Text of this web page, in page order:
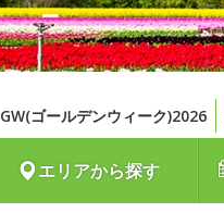
GW(ゴールデンウィーク)2026
エリアから探す